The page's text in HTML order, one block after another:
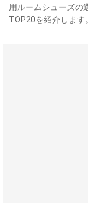
用ルームシューズの
TOP20を紹介します。